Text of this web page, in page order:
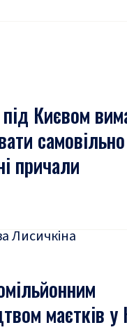
Києвом
самовільно
причали
Лисичкіна
маєтків у